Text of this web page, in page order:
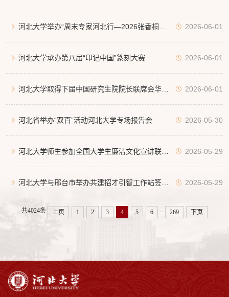
动
河北大学举办“周末专家河北行—2026张香桐论
坛”
2026-06-01
河北大学承办第八届“印记中国”篆刻大赛 2026-06-01
河北大学取得下届中国研究生院院长联席会华北
分会承办权
2026-06-01
河北省举办“双百”活动河北大学专场报告会 2026-05-30
河北大学师生参加全国大学生廉洁文化宣讲联盟
成立仪式
2026-05-29
河北大学与邢台市举办共建招才引智工作站签约
揭牌仪式
2026-05-29
共4024条 上页 1 2 3 4 5 6 ... 269 下页